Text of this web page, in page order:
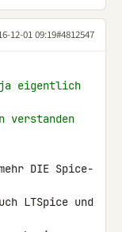
12-01 09:19#4812547
ja eigentlich
verstanden
DIE Spice-
LTSpice und